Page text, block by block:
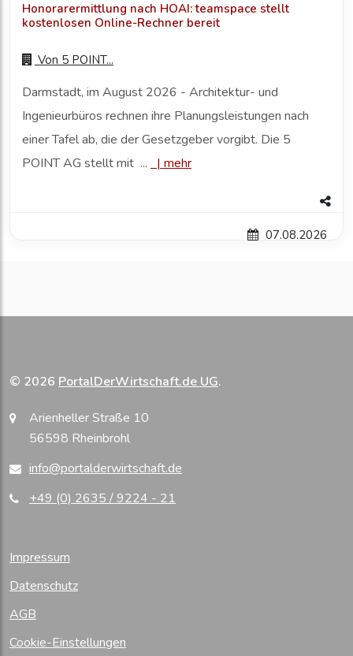
Honorarermittlung nach HOAI: teamspace stellt
kostenlosen Online-Rechner bereit
Von 5 POINT...
Darmstadt, im August 2026 - Architektur- und
Ingenieurbüros rechnen ihre Planungsleistungen nach
einer Tafel ab, die der Gesetzgeber vorgibt. Die 5
POINT AG stellt mit ...
| mehr
07.08.2026
© 2026 PortalDerWirtschaft.de UG.
Arienheller Straße 10
56598 Rheinbrohl
info@portalderwirtschaft.de
+49 (0) 2635 / 9224 - 21
Impressum
Datenschutz
AGB
Cookie-Einstellungen